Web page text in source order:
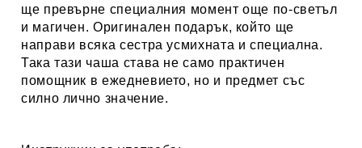
ще превърне специалния момент още по-светъл
и магичен. Оригинален подарък, който ще
направи всяка сестра усмихната и специална.
Така тази чаша става не само практичен
помощник в ежедневието, но и предмет със
силно лично значение.